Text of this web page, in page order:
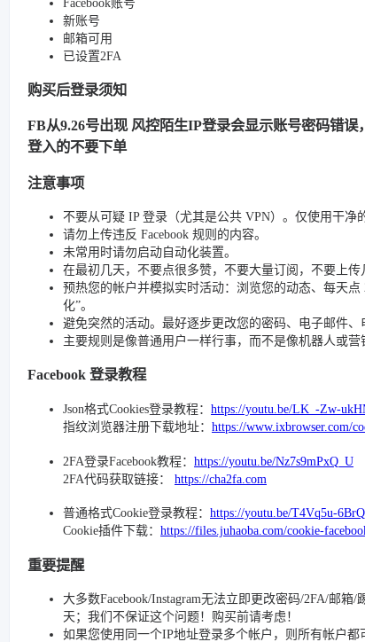
Facebook账号
新账号
邮箱可用
已设置2FA
购买后登录须知
FB从9.26号出现 风控陌生IP登录会显示账号密码错
登入的不要下单
注意事项
不要从可疑 IP 登录（尤其是公共 VPN）。仅使用干净
请勿上传违反 Facebook 规则的内容。
未常用时请勿启动自动化装置。
在最初几天，不要点很多赞，不要大量订阅，不要上传
预热您的帐户并模拟实时活动：浏览您的动态、每天点
化”。
避免突然的活动。最好逐步更改您的密码、电子邮件、
主要规则是像普通用户一样行事，而不是像机器人或
Facebook 登录教程
Json格式Cookies登录教程： https://youtu.be/LK_-Zw-
指纹浏览器注册下载地址： https://www.ixbrowser.com/
2FA登录Facebook教程： https://youtu.be/Nz7s9mPxQ_U
2FA代码获取链接： https://cha2fa.com
普通格式Cookie登录教程： https://youtu.be/T4Vq5u-6BrQ
Cookie插件下载： https://files.juhaoba.com/cookie-
重要提醒
大多数Facebook/Instagram无法立即更改密码/2FA/邮
天；我们不保证这个问题！购买前请考虑！
如果您使用同一个IP地址登录多个帐户，则所有帐户都